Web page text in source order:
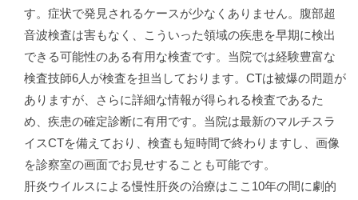
す。症状で発見されるケースが少なくありません。腹部超
音波検査は害もなく、こういった領域の疾患を早期に検出
できる可能性のある有用な検査です。当院では経験豊富な
検査技師6人が検査を担当しております。CTは被爆の問題が
ありますが、さらに詳細な情報が得られる検査であるた
め、疾患の確定診断に有用です。当院は最新のマルチスラ
イスCTを備えており、検査も短時間で終わりますし、画像
を診察室の画面でお見せすることも可能です。
肝炎ウイルスによる慢性肝炎の治療はここ10年の間に劇的